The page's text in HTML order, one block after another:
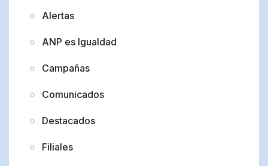
Alertas
ANP es Igualdad
Campañas
Comunicados
Destacados
Filiales